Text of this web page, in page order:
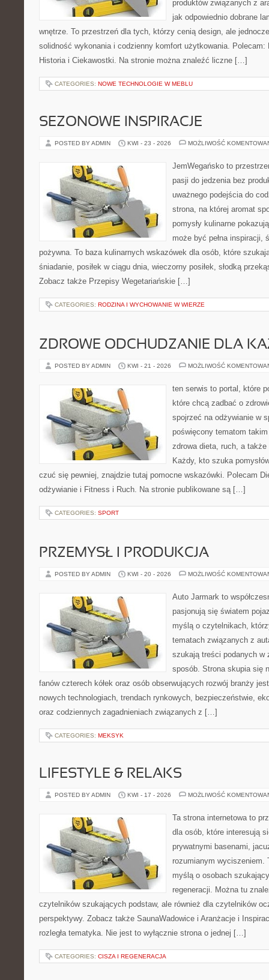
produktów związanych z
jak odpowiednio dobrane
wnętrze. To przestrzeń dla tych, którzy cenią design, ale
solidność wykonania i codzienny komfort użytkowania. Polecam:
Historia i Ciekawostki. Na stronie można znaleźć liczne […]
CATEGORIES: NOWE TECHNOLOGIE W MEBLU
SEZONOWE INSPIRACJE
POSTED BY ADMIN KWI - 23 - 2026 MOŻLIWOŚĆ
JemWegańsko to
pasji do jedzenia bez
uważnego podejścia do
strona, na której aromat
pomysły kulinarne
może być pełna inspiracji,
pożywna. To baza kulinarnych wskazówek dla osób, które
śniadanie, posiłek w ciągu dnia, wieczorny posiłek, słodką
Zobacz także Przepisy Wegetariańskie […]
CATEGORIES: RODZINA I WYCHOWANIE W WIERZE
ZDROWE ODCHUDZANIE DLA
POSTED BY ADMIN KWI - 21 - 2026 MOŻLIWOŚĆ
ten serwis to portal, które
które chcą zadbać o
spojrzeć na odżywianie w
poświęcony tematom
zdrowa dieta, ruch, a
Każdy, kto szuka
czuć się pewniej, znajdzie tutaj pomocne wskazówki. Polecam
odżywianie i Fitness i Ruch. Na stronie publikowane są […]
CATEGORIES: SPORT
PRZEMYSŁ I PRODUKCJA
POSTED BY ADMIN KWI - 20 - 2026 MOŻLIWOŚĆ
Auto Jarmark to
pasjonują się światem
myślą o czytelnikach,
tematach związanych z
szukają treści podanych w
sposób. Strona skupia się
fanów czterech kółek oraz osób obserwujących rozwój branży
nowych technologiach, trendach rynkowych, bezpieczeństwie,
oraz codziennych zagadnieniach związanych z […]
CATEGORIES: MEKSYK
LIFESTYLE & RELAKS
POSTED BY ADMIN KWI - 17 - 2026 MOŻLIWOŚĆ
Ta strona internetowa to
dla osób, które interesują
prywatnymi basenami,
rozumianym wyciszeniem.
myślą o osobach
regeneracji. Można tu
czytelników szukających podstaw, ale również dla czytelników
perspektywy. Zobacz także SaunaWadowice i Aranżacje i
rozległa tematyka. Nie jest to wyłącznie strona o jednej […]
CATEGORIES: CISZA I REGENERACJA